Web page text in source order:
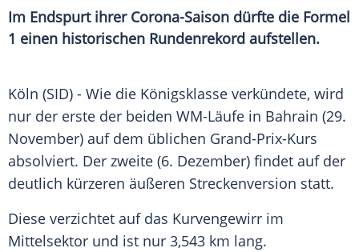
Im Endspurt ihrer Corona-Saison dürfte die Formel
1 einen historischen Rundenrekord aufstellen.
Köln (SID) - Wie die Königsklasse verkündete, wird
nur der erste der beiden WM-Läufe in Bahrain (29.
November) auf dem üblichen Grand-Prix-Kurs
absolviert. Der zweite (6. Dezember) findet auf der
deutlich kürzeren äußeren Streckenversion statt.
Diese verzichtet auf das Kurvengewirr im
Mittelsektor und ist nur 3,543 km lang.